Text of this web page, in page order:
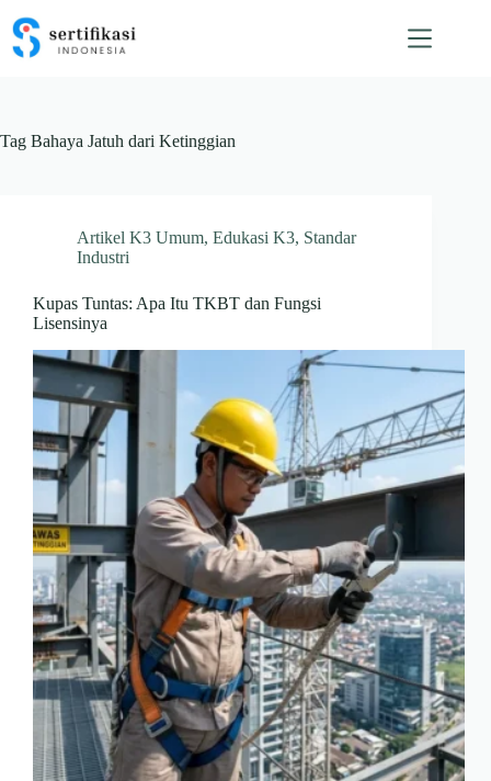
content
Tag Bahaya Jatuh dari Ketinggian
Artikel K3 Umum, Edukasi K3, Standar
Industri
Kupas Tuntas: Apa Itu TKBT dan Fungsi
Lisensinya